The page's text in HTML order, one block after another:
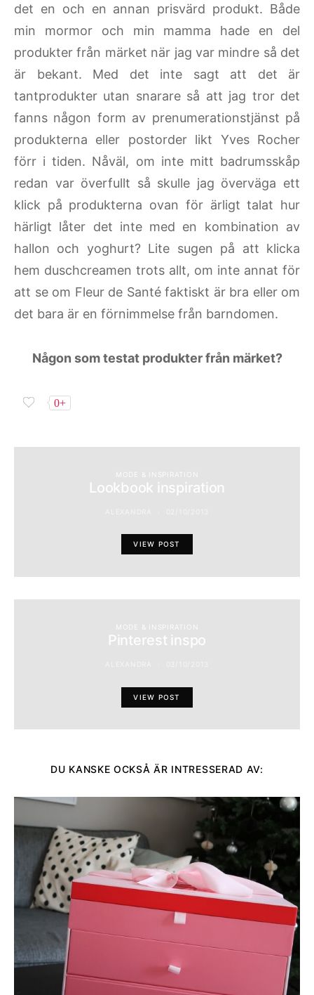
det en och en annan prisvärd produkt. Både
min mormor och min mamma hade en del
produkter från märket när jag var mindre så det
är bekant. Med det inte sagt att det är
tantprodukter utan snarare så att jag tror det
fanns någon form av prenumerationstjänst på
produkterna eller postorder likt Yves Rocher
förr i tiden. Nåväl, om inte mitt badrumsskåp
redan var överfullt så skulle jag överväga ett
klick på produkterna ovan för ärligt talat hur
härligt låter det inte med en kombination av
hallon och yoghurt? Lite sugen på att klicka
hem duschcreamen trots allt, om inte annat för
att se om Fleur de Santé faktiskt är bra eller om
det bara är en förnimmelse från barndomen.
Någon som testat produkter från märket?
0+
MODE & INSPIRATION
Lookbook inspiration
VIEW POST
MODE & INSPIRATION
Pinterest inspo
VIEW POST
DU KANSKE OCKSÅ ÄR INTRESSERAD AV: